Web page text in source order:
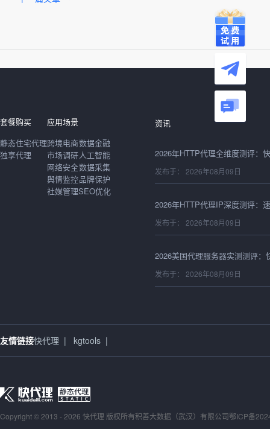
套餐购买
静态住宅代理
独享代理
应用场景
跨境电商
市场调研
网络安全
舆情监控
社媒管理
数据金融
人工智能
数据采集
品牌保护
SEO优化
资讯
发布于： 2026年08月09日
发布于： 2026年08月09日
发布于： 2026年08月09日
发布于： 2026年08月09日
发布于： 2026年08月09日
友情链接快代理 | kgtools |
Copyright © 2013 - 2026 快代理 版权所有积善大数据（武汉）有限公司鄂ICP备